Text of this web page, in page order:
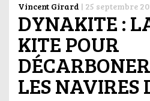
Vincent Girard | 25 septembre
DYNAKITE :
KITE POUR
DÉCARBONER
LES NAVIRES